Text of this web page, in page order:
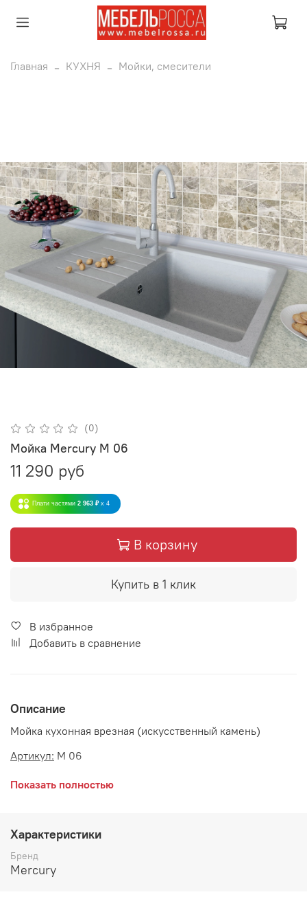
Главная КУХНЯ Мойки, смесители
(0)
Мойка Mercury М 06
11 290 руб
Плати частями 2 963 ₽ x 4
В корзину
Купить в 1 клик
В избранное
Добавить в сравнение
Описание
Мойка кухонная врезная (искусственный камень)
Артикул: М 06
Габаритные размеры:
ширина 490 мм
размер чаши 390*430 мм
глубина чаши 200 мм
Показать полностью
Характеристики
Бренд
Mercury